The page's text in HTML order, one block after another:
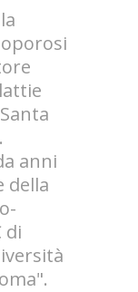
anni
della
di